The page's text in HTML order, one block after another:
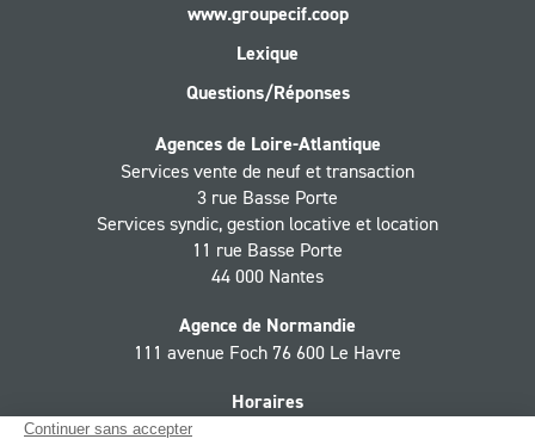
www.groupecif.coop
Lexique
Questions/Réponses
Agences de Loire-Atlantique
Services vente de neuf et transaction
3 rue Basse Porte
Services syndic, gestion locative et location
11 rue Basse Porte
44 000 Nantes
Agence de Normandie
111 avenue Foch 76 600 Le Havre
Horaires